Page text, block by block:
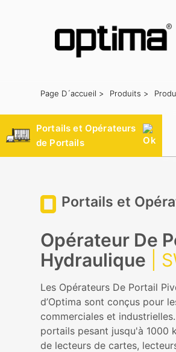
Populaire: Barrière Bloqueur de route
Système de reconnaissance des plaques
Page D´accueil > Produits >
Portails et Opérateurs
de Portails
Portails et
Opérateur De
Hydraulique |
Les Opérateurs De Portail
d’Optima sont conçus pour
commerciales et
portails pesant jusqu'à 1000
de lecteurs de cartes,